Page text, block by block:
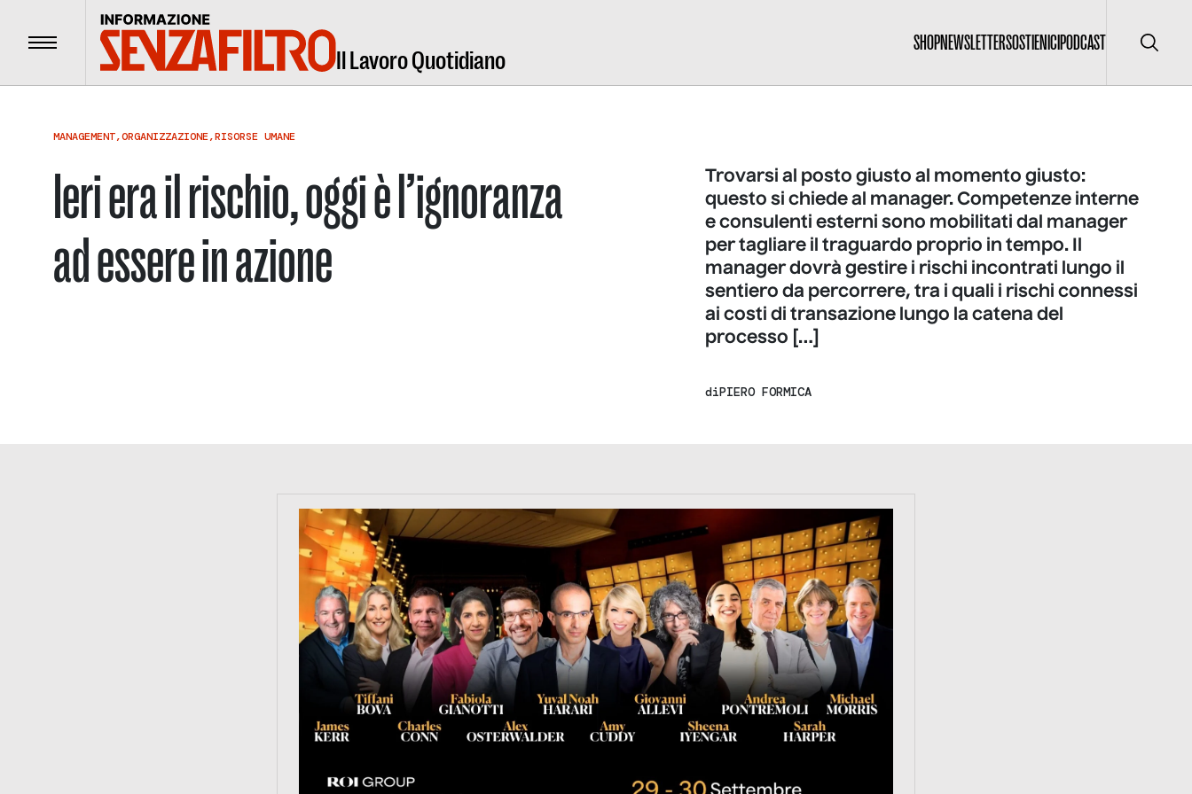
Menu Il Lavoro Quotidiano
SHOPNEWSLETTERSOSTIENICIPODCAST Cerca
MANAGEMENT,ORGANIZZAZIONE,RISORSE UMANE
Ieri era il rischio, oggi è l’ignoranza
ad essere in azione
Trovarsi al posto giusto al momento giusto:
questo si chiede al manager. Competenze interne
e consulenti esterni sono mobilitati dal manager
per tagliare il traguardo proprio in tempo. Il
manager dovrà gestire i rischi incontrati lungo il
sentiero da percorrere, tra i quali i rischi connessi
ai costi di transazione lungo la catena del
processo […]
diPIERO FORMICA
https://tinyurl.com/363fvfm9